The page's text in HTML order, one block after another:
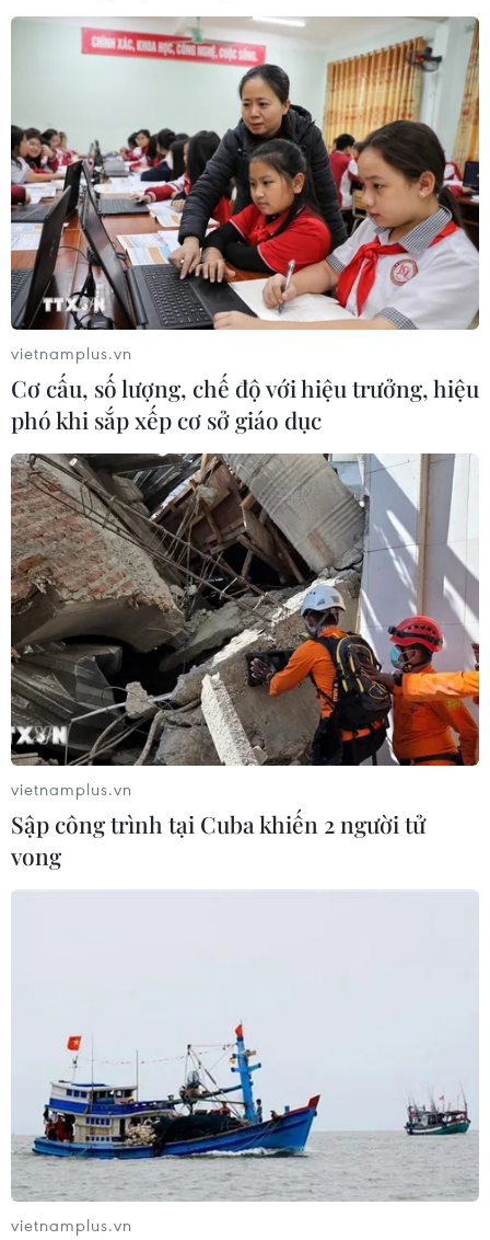
TIN CÙNG CHUYÊN MỤC
Bế mạc Hội thi lực lượng tham gia
bảo vệ an ninh, trật tự ở cơ sở giỏi
toàn quốc
07/08/2026 15:57
Khởi tố, truy nã 3 đối tượng hoạt
động nhằm lật đổ chính quyền nhân
dân
nhận hành vi bạo hành hai trẻ
07/08/2026 12:27
Phát hiện đối tượng tàng trữ trái
phép vũ khí quân dụng
07/08/2026 12:25
vietnamplus.vn
Cơ cấu, số lượng, chế độ với hiệu trưởng, hiệu
phó khi sắp xếp cơ sở giáo dục
vietnamplus.vn
Sập công trình tại Cuba khiến 2 người tử
vong
vietnamplus.vn